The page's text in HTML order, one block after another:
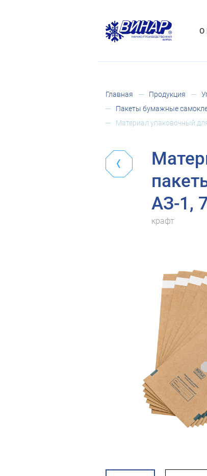
О
Главная Продукция
Пакеты бумажные
Материал упаковочный
АЗ-1,
крафт